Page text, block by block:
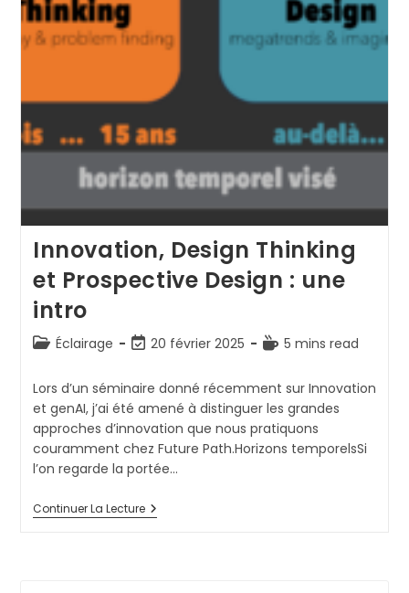
Innovation, Design Thinking
et Prospective Design : une
intro
PostÉclairage
Dernière
de
la
publication :
20 février 2025
Temps
lecture :
5 mins read
Lors d’un séminaire donné récemment sur Innovation
et genAI, j’ai été amené à distinguer les grandes
approches d’innovation que nous pratiquons
couramment chez Future Path.Horizons temporelsSi
l’on regarde la portée…
Continuer La LectureInnovation,
Design